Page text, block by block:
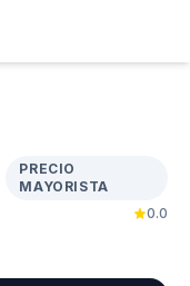
PRECIO
MAYORISTA
0.0